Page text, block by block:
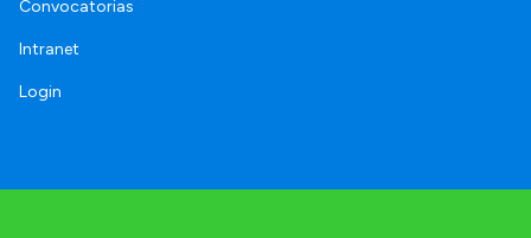
Convocatorias
Intranet
Login